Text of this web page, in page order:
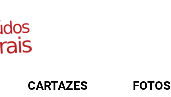
CARTAZES FOTOS